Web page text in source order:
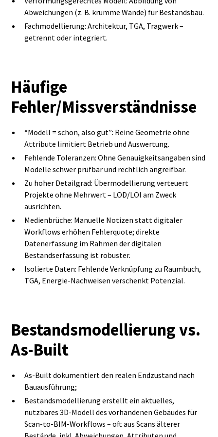
Abweichungen (z. B. krumme Wände) für Bestandsbau.
Fachmodellierung: Architektur, TGA, Tragwerk –
getrennt oder integriert.
Häufige
Fehler/Missverständnisse
“Modell = schön, also gut”: Reine Geometrie ohne
Attribute limitiert Betrieb und Auswertung.
Fehlende Toleranzen: Ohne Genauigkeitsangaben sind
Modelle schwer prüfbar und rechtlich angreifbar.
Zu hoher Detailgrad: Übermodellierung verteuert
Projekte ohne Mehrwert – LOD/LOI am Zweck
ausrichten.
Medienbrüche: Manuelle Notizen statt digitaler
Workflows erhöhen Fehlerquote; direkte
Datenerfassung im Rahmen der digitalen
Bestandserfassung ist robuster.
Isolierte Daten: Fehlende Verknüpfung zu Raumbuch,
TGA, Energie‑Nachweisen verschenkt Potenzial.
Bestandsmodellierung vs.
As‑Built
As‑Built dokumentiert den realen Endzustand nach
Bauausführung;
Bestandsmodellierung erstellt ein aktuelles,
nutzbares 3D‑Modell des vorhandenen Gebäudes für
Scan-to-BIM-Workflows – oft aus Scans älterer